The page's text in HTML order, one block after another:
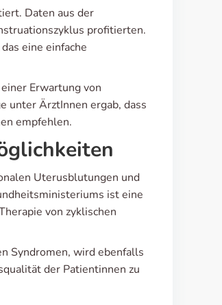
Daten aus der
profitierten.
eine einfache
Erwartung von
unter ÄrztInnen ergab, dass
empfehlen.
Uterusblutungen und
ist eine
von zyklischen
Syndromen, wird ebenfalls
der Patientinnen zu